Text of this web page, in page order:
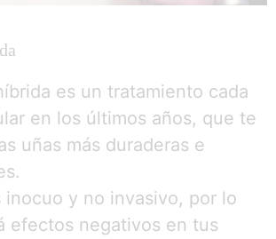
es un tratamiento cada
en los últimos años, que te
uñas más duraderas e
y no invasivo, por lo
efectos negativos en tus